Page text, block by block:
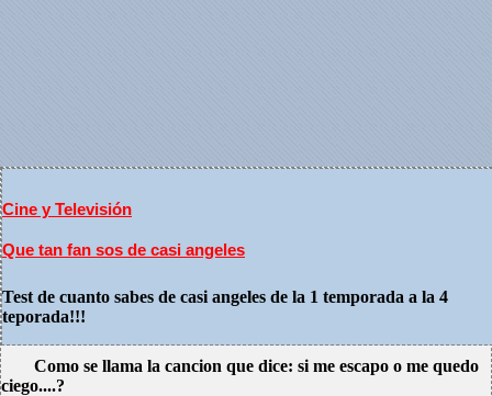
Cine y Televisión
Que tan fan sos de casi angeles
Test de cuanto sabes de casi angeles de la 1 temporada a la 4
teporada!!!
Como se llama la cancion que dice: si me escapo o me quedo
ciego....?